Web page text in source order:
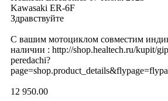
Kawasaki ER-6F
Здравствуйте
С вашим мотоциклом совместим
наличии : http://shop.healtech.ru/kupit/
peredachi?
12 950.00